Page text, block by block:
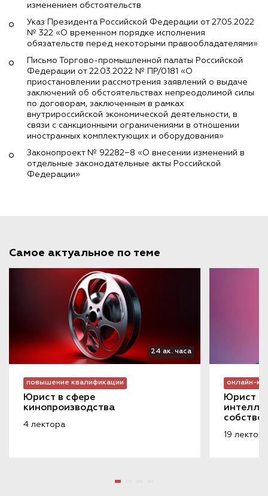
изменением обстоятельств
Указ Президента Российской Федерации от 27.05.2022
№ 322 «О временном порядке исполнения
обязательств перед некоторыми правообладателями»
Письмо Торгово-промышленной палаты Российской
Федерации от 22.03.2022 № ПР/0181 «О
приостановлении рассмотрения заявлений о выдаче
заключений об обстоятельствах непреодолимой силы
по договорам, заключенным в рамках
внутрироссийской экономической деятельности, в
связи с санкционными ограничениями в отношении
иностранных комплектующих и оборудования»
Законопроект № 92282−8 «О внесении изменений в
отдельные законодательные акты Российской
Федерации»
Самое актуальное по теме
24 ак. часа
повышение квалификации
Юрист в сфере
кинопроизводства
4 лектора
онлайн-
Юрист в
19